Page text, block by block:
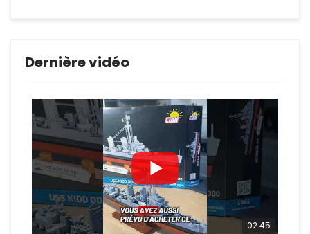
Dernière vidéo
02:45